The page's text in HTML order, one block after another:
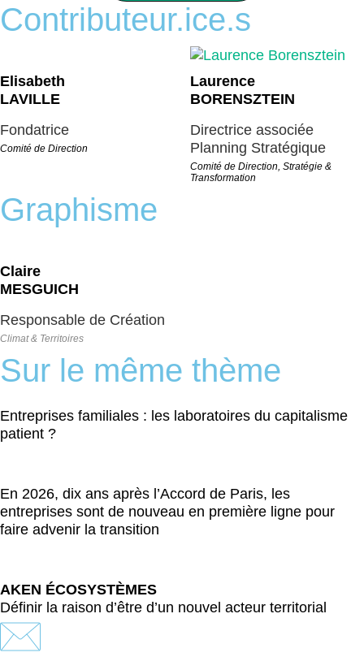
Contributeur.ice.s
Elisabeth
LAVILLE
Fondatrice
Comité de Direction
Laurence
BORENSZTEIN
Directrice associée
Planning Stratégique
Comité de Direction, Stratégie &
Transformation
Graphisme
Claire
MESGUICH
Responsable de Création
Climat & Territoires
Sur le même thème
Entreprises familiales : les laboratoires du capitalisme
patient ?
En 2026, dix ans après l’Accord de Paris, les
entreprises sont de nouveau en première ligne pour
faire advenir la transition
AKEN ÉCOSYSTÈMES
Définir la raison d’être d’un nouvel acteur territorial